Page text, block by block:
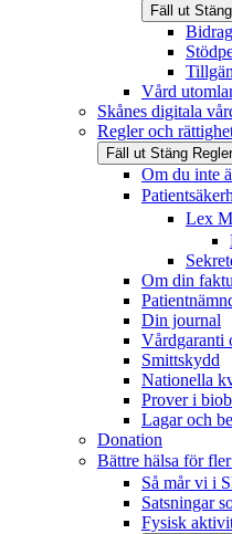
Fäll ut Stäng
Vård
Skånes digitala
Regler och
Fäll ut Stäng
Om du inte
Lex
Om din
Din journal
Vårdgaranti
Smittskydd
Nationella
Prover i
Lagar och
Donation
Bättre hälsa för fler
Så mår vi i
Satsningar
Fysisk